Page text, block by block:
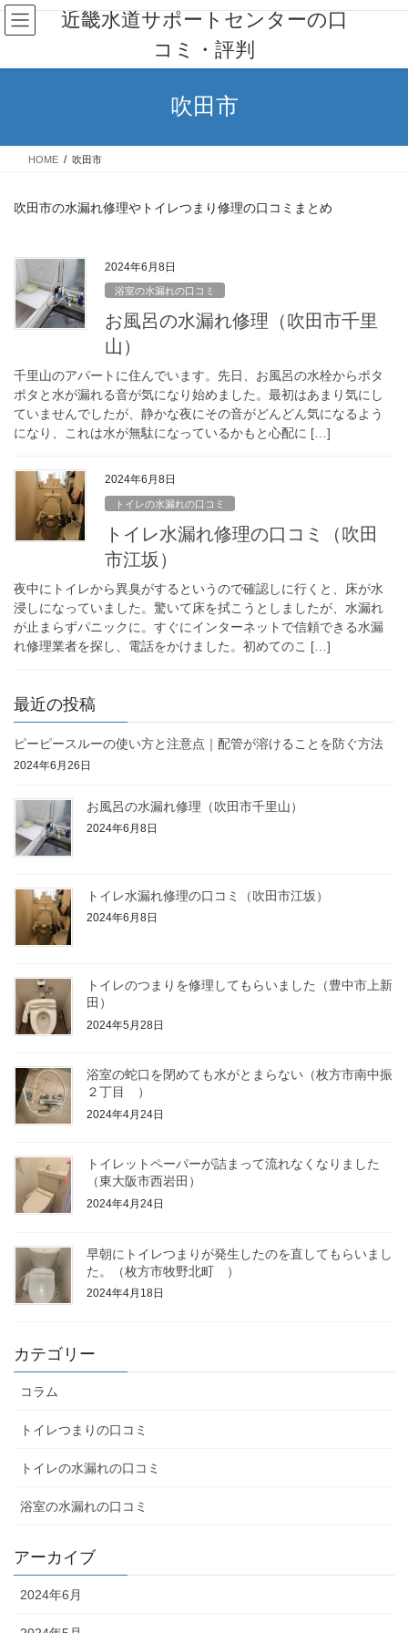
コ
ン
ン
ナ
ビ
ー
近畿水道サポートセンターの口
コミ・評判
吹田市
HOME 吹田市
吹田市の水漏れ修理やトイレつまり修理の口コミまとめ
2024年6月8日
浴室の水漏れの口コミ
お風呂の水漏れ修理（吹田市千里
山）
千里山のアパートに住んでいます。先日、お風呂の水栓からポタ
ポタと水が漏れる音が気になり始めました。最初はあまり気にし
ていませんでしたが、静かな夜にその音がどんどん気になるよう
になり、これは水が無駄になっているかもと心配に […]
2024年6月8日
トイレの水漏れの口コミ
トイレ水漏れ修理の口コミ（吹田
市江坂）
夜中にトイレから異臭がするというので確認しに行くと、床が水
浸しになっていました。驚いて床を拭こうとしましたが、水漏れ
が止まらずパニックに。すぐにインターネットで信頼できる水漏
れ修理業者を探し、電話をかけました。初めてのこ […]
最近の投稿
ピーピースルーの使い方と注意点｜配管が溶けることを防ぐ方法
2024年6月26日
お風呂の水漏れ修理（吹田市千里山）
2024年6月8日
トイレ水漏れ修理の口コミ（吹田市江坂）
2024年6月8日
トイレのつまりを修理してもらいました（豊中市上新
田）
2024年5月28日
浴室の蛇口を閉めても水がとまらない（枚方市南中振
２丁目 ）
2024年4月24日
トイレットペーパーが詰まって流れなくなりました
（東大阪市西岩田）
2024年4月24日
早朝にトイレつまりが発生したのを直してもらいまし
た。（枚方市牧野北町 ）
2024年4月18日
カテゴリー
コラム
トイレつまりの口コミ
トイレの水漏れの口コミ
浴室の水漏れの口コミ
アーカイブ
2024年6月